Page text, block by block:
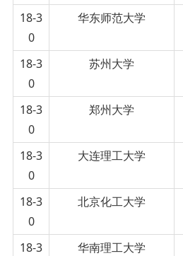
18-3
0
华东师范大学
18-3
0
苏州大学
18-3
0
郑州大学
18-3
0
大连理工大学
18-3
0
北京化工大学
18-3
华南理工大学